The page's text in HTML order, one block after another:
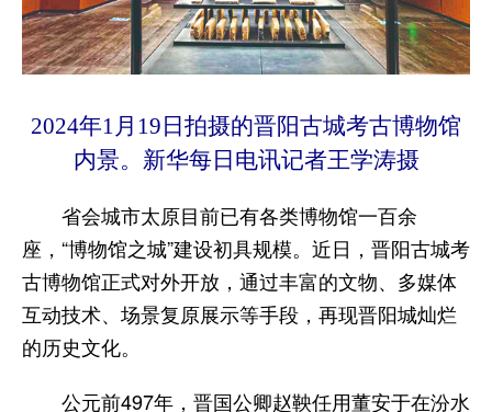
2024年1月19日拍摄的晋阳古城考古博物馆
内景。新华每日电讯记者王学涛摄
省会城市太原目前已有各类博物馆一百余
座，“博物馆之城”建设初具规模。近日，晋阳古城考
古博物馆正式对外开放，通过丰富的文物、多媒体
互动技术、场景复原展示等手段，再现晋阳城灿烂
的历史文化。
公元前497年，晋国公卿赵鞅任用董安于在汾水